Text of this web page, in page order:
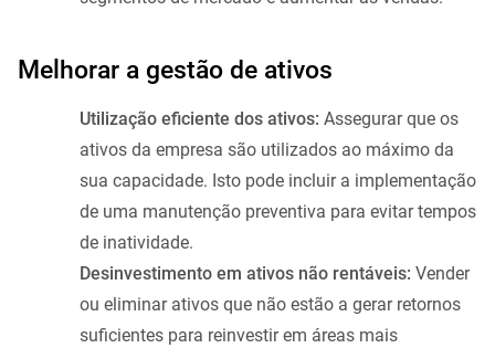
Melhorar a gestão de ativos
Utilização eficiente dos ativos: Assegurar que os
ativos da empresa são utilizados ao máximo da
sua capacidade. Isto pode incluir a implementação
de uma manutenção preventiva para evitar tempos
de inatividade.
Desinvestimento em ativos não rentáveis: Vender
ou eliminar ativos que não estão a gerar retornos
suficientes para reinvestir em áreas mais